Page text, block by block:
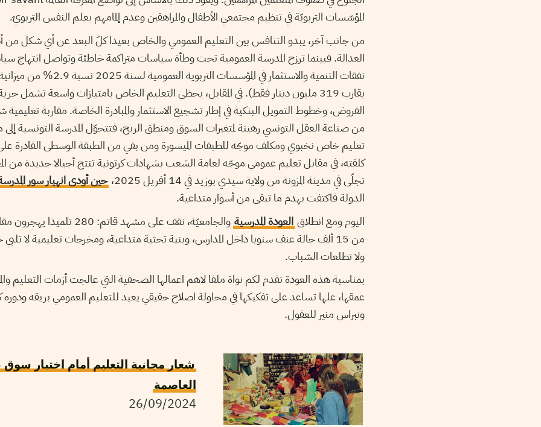
المؤسّسات التربويّة في تنظيم مجتمعي الأطفال والمراهقين وعدم إلمامهم بعلم النفس التربويّ.
من جانب آخر، يبدو التنافس بين التعليم العمومي والخاص بعيدا كلّ البعد عن أي شكل من
العدالة. فبينما ترزح المدرسة العمومية تحت وطأة سياسات متراكمة خاطئة وتواصل انتهاج
نفقات التنمية والاستثمار في المؤسسات
يقارب 319 مليون دينار فقط). في المقابل، يحظى التعليم الخاص بامتيازات واسعة تشمل
القروض، وخطوط التمويل البنكية في إطار تشجيع الاستثمار والمبادرة الخاصة. مقاربة
من صناعة العقل التونسي رهينة لمتغيرات السوق ومنطق الربح، فتتحوّل المدرسة التونسية إلى
تعليم خاص نخبوي ومكلف موجّه للطبقات الميسورة ومن بقي من الطبقة الوسطى القادرة
كلفته، في مقابل تعليم عمومي موجّه لعامة الشعب بشهادات كرتونية تنتج أجيالا جديدة من
تجلّى في مدينة المزونة من ولاية سيدي بوزيد في 14 أفريل 2025،
حين أودى انهيار سور
الدولة فاكتفت بهدم ما تبقى من أسوار متداعية.
اليوم ومع انطلاق العودة المدرسية
والجامعيّة، نقف على مشهد قاتم:
من 15 ألف حالة عنف سنويا داخل المدارس، وبنية تحتية متداعية، ومخرجات تعليمية لا
ولا تطلعات الشباب.
بمناسبة هذه العودة تقدم لكم نواة ملفا لاهم اعمالها الصحفية التي عالجت أزمات التعليم
عمقها، علها تساعد على تفكيكها في محاولة اصلاح حقيقي يعيد للتعليم العمومي بريقه
ونبراس منير للعقول.
شعار مجانية التعليم أمام اختبار
العاصمة
26/09/2024